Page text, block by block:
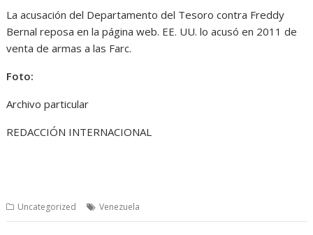
La acusación del Departamento del Tesoro contra Freddy
Bernal reposa en la página web. EE. UU. lo acusó en 2011 de
venta de armas a las Farc.
Foto:
Archivo particular
REDACCIÓN INTERNACIONAL
Uncategorized Venezuela